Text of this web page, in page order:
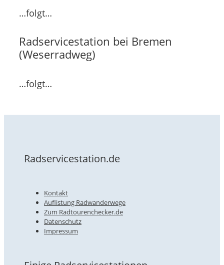
…folgt…
Radservicestation bei Bremen
(Weserradweg)
…folgt…
Radservicestation.de
Kontakt
Auflistung Radwanderwege
Zum Radtourenchecker.de
Datenschutz
Impressum